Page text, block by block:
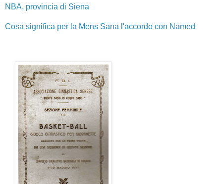
NBA, provincia di Siena
Cosa significa per la Mens Sana l'accordo con Named